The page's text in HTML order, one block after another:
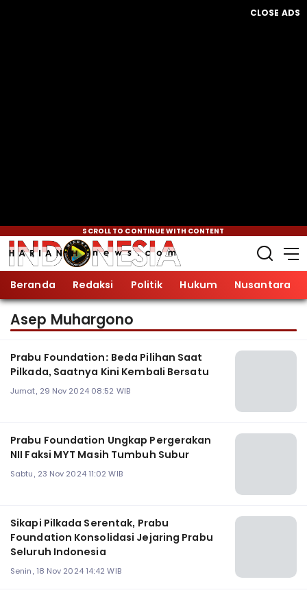
CLOSE ADS
SCROLL TO CONTINUE WITH CONTENT
Beranda Redaksi Politik Hukum Nusantara
Asep Muhargono
Prabu Foundation: Beda Pilihan Saat
Pilkada, Saatnya Kini Kembali Bersatu
Jumat, 29 Nov 2024 08:52 WIB
Prabu Foundation Ungkap Pergerakan
NII Faksi MYT Masih Tumbuh Subur
Sabtu, 23 Nov 2024 11:02 WIB
Sikapi Pilkada Serentak, Prabu
Foundation Konsolidasi Jejaring Prabu
Seluruh Indonesia
Senin, 18 Nov 2024 14:42 WIB